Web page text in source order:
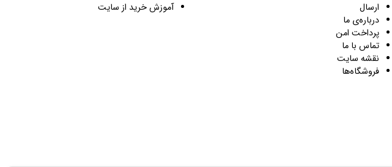
ارسال
درباره‌ی ما
پرداخت امن
تماس با ما
نقشه سایت
فروشگاه‌ها
آموزش خرید از سایت